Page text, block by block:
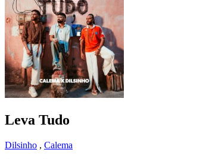
Leva Tudo
Dilsinho , Calema